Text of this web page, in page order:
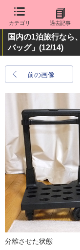
カテゴリ 過去記事
国内の1泊旅行なら
バッグ」 (12/14)
前の画像
分離させた状態